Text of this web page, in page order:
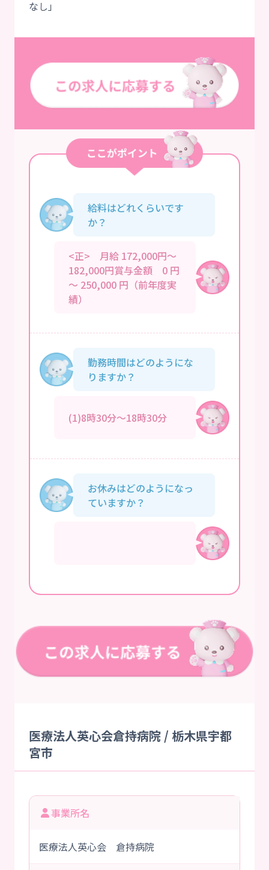
給料はどれくらいです
か？
<正> 月給 172,000円～
182,000円賞与金額 0 円
～ 250,000 円（前年度実
績）
勤務時間はどのようにな
りますか？
(1)8時30分～18時30分
お休みはどのようになっ
ていますか？
医療法人英心会倉持病院 / 栃木県宇都
宮市
事業所名
医療法人英心会 倉持病院